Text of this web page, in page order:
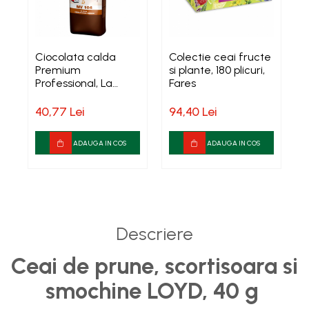
Baterii, acumulatori si
incarcatoare
Ciocolata calda
Premium
Professional, La
40,77 Lei
ADAUGA IN COS
Colectie ceai fructe
si plante, 180 plicuri,
Fares
94,40 Lei
ADAUGA IN COS
Descriere
Ceai de prune, scortisoara si
smochine LOYD, 40 g